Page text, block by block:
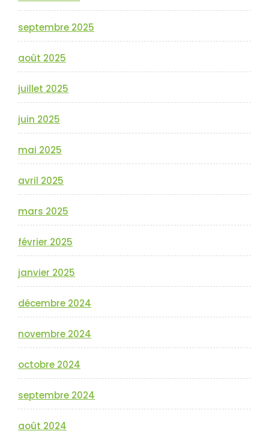
septembre 2025
août 2025
juillet 2025
juin 2025
mai 2025
avril 2025
mars 2025
février 2025
janvier 2025
décembre 2024
novembre 2024
octobre 2024
septembre 2024
août 2024